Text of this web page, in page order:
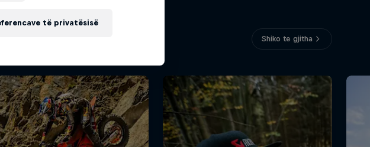
Shiko te gjitha
të privatësisë